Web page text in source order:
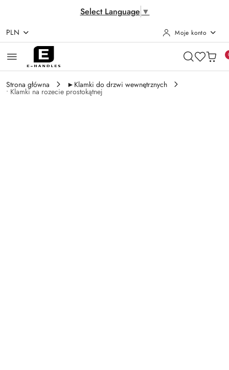
Select Language ▼
Przejdź do treści głównej
Przejdź do wyszukiwarki
Przejdź do moje konto
Przejdź do menu głównego
Przejdź do opisu produktu
Przejdź do stopki
PLN Moje konto
Strona główna ►Klamki do drzwi wewnętrznych
• Klamki na rozecie prostokątnej